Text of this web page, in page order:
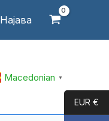
Најава
Macedonian ▼
EUR €